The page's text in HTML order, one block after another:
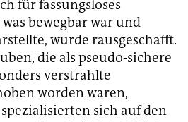
für fassungsloses
bewegbar war und
wurde rausgeschafft.
die als pseudo-sichere
verstrahlte
worden waren,
sich auf den